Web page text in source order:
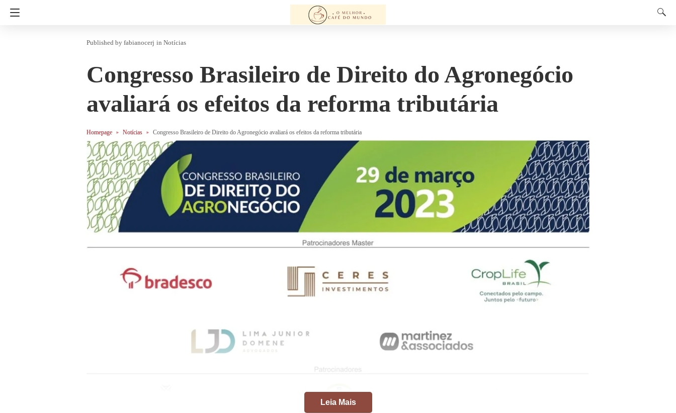
fabianocerj in Notícias
Congresso Brasileiro de Direito do Agronegócio
avaliará os efeitos da reforma tributária
Homepage Notícias Congresso Brasileiro de Direito do Agronegócio avaliará os efeitos da reforma tributária
Leia Mais